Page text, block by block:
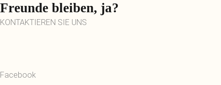
Freunde bleiben, ja?
KONTAKTIEREN SIE UNS
Facebook